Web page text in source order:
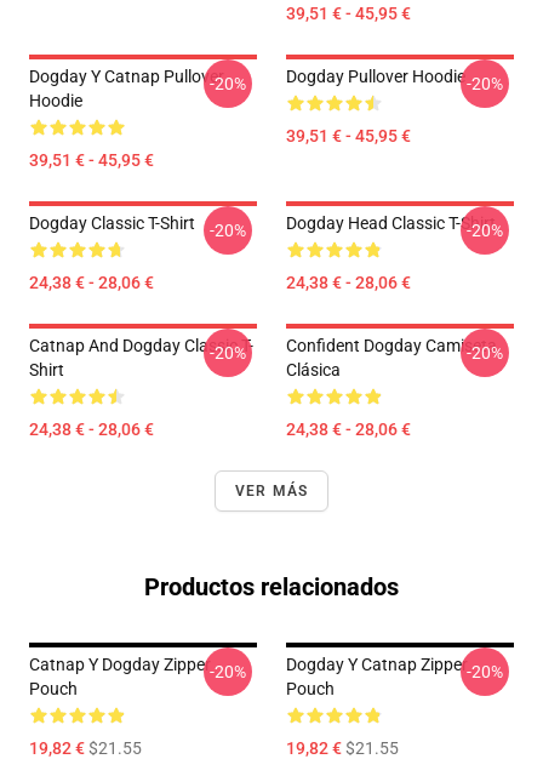
39,51 € - 45,95 €
Dogday Y Catnap Pullover
Hoodie
39,51 € - 45,95 €
-20% Dogday Pullover Hoodie
39,51 € - 45,95 €
-20%
Dogday Classic T-Shirt
24,38 € - 28,06 €
-20% Dogday Head Classic T-Shirt
24,38 € - 28,06 €
-20%
Catnap And Dogday Classic T-
Shirt
24,38 € - 28,06 €
-20%
Confident Dogday Camiseta
Clásica
24,38 € - 28,06 €
-20%
VER MÁS
Productos relacionados
Catnap Y Dogday Zipper
Pouch
19,82 €$21.55
-20%
Dogday Y Catnap Zipper
Pouch
19,82 €$21.55
-20%